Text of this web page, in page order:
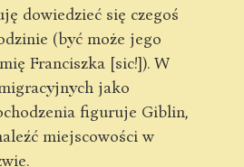
dowiedzieć się czegoś
(być może jego
Franciszka [sic!]). W
jako
figuruje Giblin,
miejscowości w